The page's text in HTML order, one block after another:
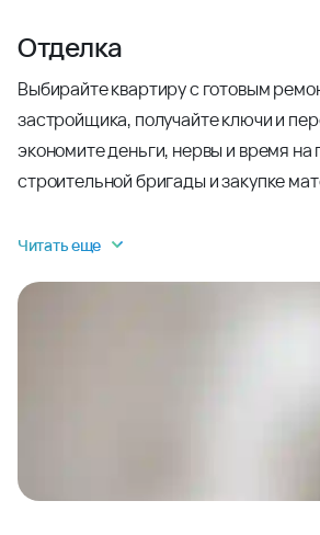
Отделка
Выбирайте квартиру с готовым
застройщика, получайте ключи и
экономите деньги, нервы и время на
строительной бригады и закупке
Читать еще